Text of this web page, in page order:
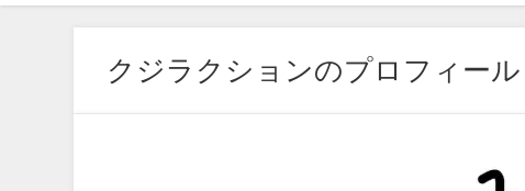
クジラクションのプロフィール